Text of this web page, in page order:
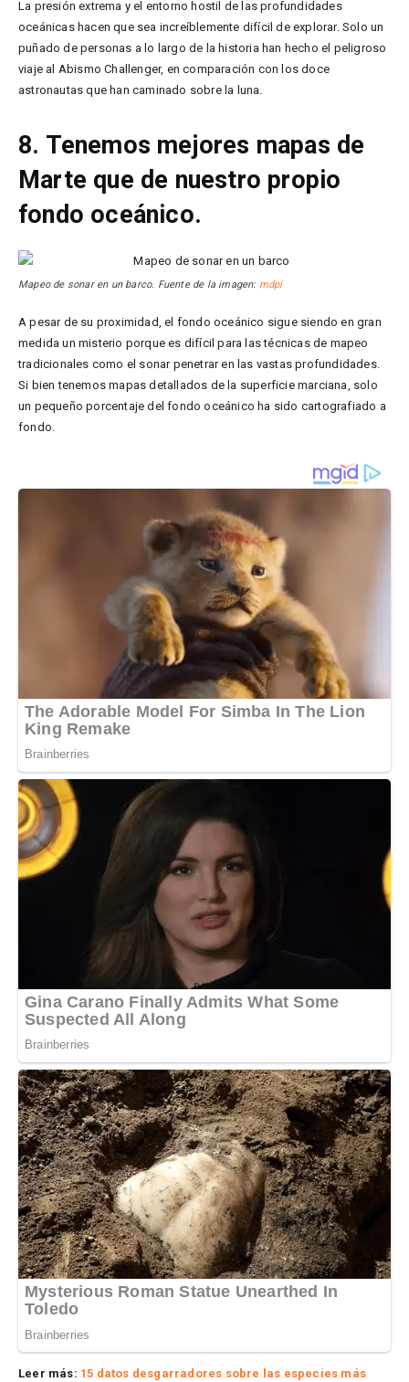
La presión extrema y el entorno hostil de las profundidades
oceánicas hacen que sea increíblemente difícil de explorar. Solo un
puñado de personas a lo largo de la historia han hecho el peligroso
viaje al Abismo Challenger, en comparación con los doce
astronautas que han caminado sobre la luna.
8. Tenemos mejores mapas de
Marte que de nuestro propio
fondo oceánico.
Mapeo de sonar en un barco. Fuente de la imagen: mdpi
A pesar de su proximidad, el fondo oceánico sigue siendo en gran
medida un misterio porque es difícil para las técnicas de mapeo
tradicionales como el sonar penetrar en las vastas profundidades.
Si bien tenemos mapas detallados de la superficie marciana, solo
un pequeño porcentaje del fondo oceánico ha sido cartografiado a
fondo.
Leer más: 15 datos desgarradores sobre las especies más